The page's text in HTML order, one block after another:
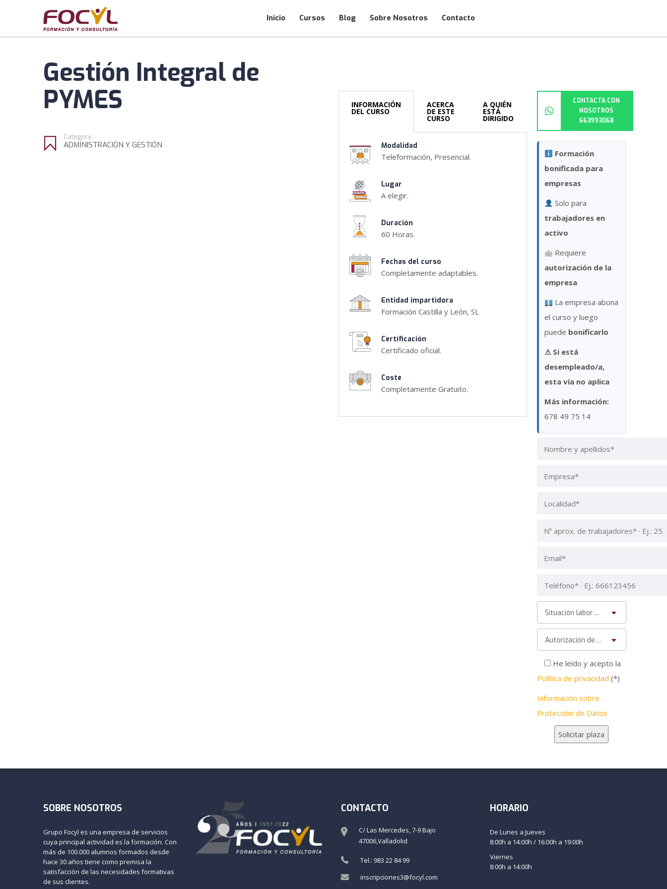
Inicio Cursos Blog Sobre Nosotros Contacto
Gestión Integral de
PYMES
Category:
ADMINISTRACIÓN Y GESTIÓN
INFORMACIÓN
DEL CURSO
ACERCA
DE ESTE
CURSO
A QUIÉN
ESTÁ
DIRIGIDO
Modalidad
Teleformación, Presencial.
Lugar
A elegir.
Duración
60 Horas.
Fechas del curso
Completamente adaptables.
Entidad impartidora
Formación Castilla y León, SL
Certificación
Certificado oficial.
Coste
Completamente Gratuito.
CONTACTA CON
NOSOTROS
663993068
Formación
bonificada para
empresas
Solo para
trabajadores en
activo
Requiere
autorización de la
empresa
La empresa abona
el curso y luego
puede bonificarlo
⚠Si está
desempleado/a,
esta vía no aplica
Más información:
678 49 75 14
Situación laboral* · Solo trabajadores en activo
Autorización de la empresa*
He leído y acepto la
Política de privacidad (*)
Información sobre
Protección de Datos
SOBRE NOSOTROS
Grupo Focyl es una empresa de servicios
cuya principal actividad es la formación. Con
más de 100.000 alumnos formados desde
hace 30 años tiene como premisa la
satisfacción de las necesidades formativas
de sus clientes.
CONTACTO
C/ Las Mercedes, 7-9 Bajo
47006,Valladolid
Tel.: 983 22 84 99
inscripciones3@focyl.com
HORARIO
De Lunes a Jueves
8:00h a 14:00h / 16:00h a 19:00h
Viernes
8:00h a 14:00h